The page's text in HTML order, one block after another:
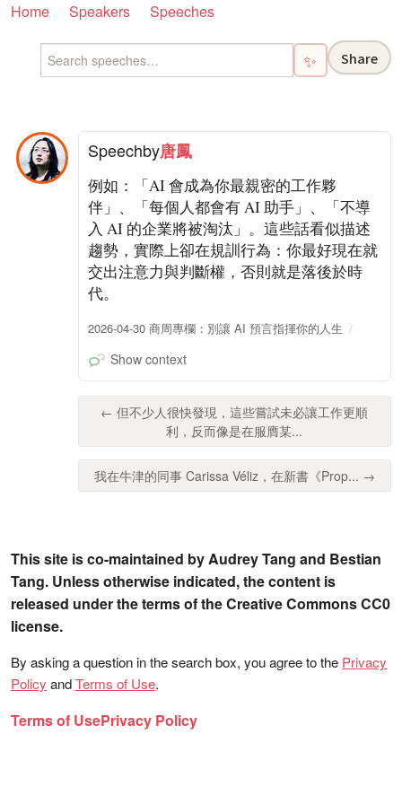
Home Speakers Speeches
✨ Share
Speechby唐鳳
例如：「AI 會成為你最親密的工作夥
伴」、「每個人都會有 AI 助手」、「不導
入 AI 的企業將被淘汰」。這些話看似描述
趨勢，實際上卻在規訓行為：你最好現在就
交出注意力與判斷權，否則就是落後於時
代。
2026-04-30 商周專欄：別讓 AI 預言指揮你的人生
Show context
← 但不少人很快發現，這些嘗試未必讓工作更順
利，反而像是在服膺某...
我在牛津的同事 Carissa Véliz，在新書《Prop... →
This site is co-maintained by Audrey Tang and Bestian
Tang. Unless otherwise indicated, the content is
released under the terms of the Creative Commons CC0
license.
By asking a question in the search box, you agree to the Privacy
Policy andTerms of Use.
Terms of UsePrivacy Policy